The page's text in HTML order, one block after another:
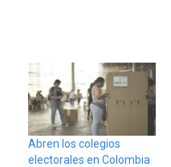
Abren los colegios
electorales en Colombia